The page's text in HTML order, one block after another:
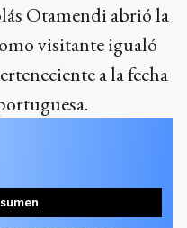
Otamendi abrió la
visitante igualó
a la fecha